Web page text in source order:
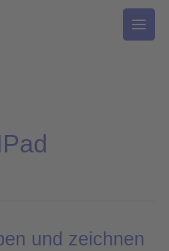
und zeichnen